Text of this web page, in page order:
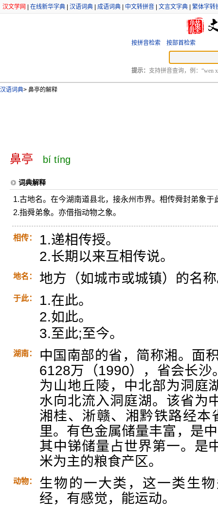
汉文学网 在线新华字典 汉语词典 成语词典 中文转拼音 文言文字典 繁体字转
按拼音检索 按部首检索
提示： 支持拼音查询，例：“wen
汉语词典> 鼻亭的解释
鼻亭 bí tíng
词典解释
1.古地名。在今湖南道县北，接永州市界。相传舜封弟象于
2.指舜弟象。亦借指动物之象。
相传：
1.递相传授。
2.长期以来互相传说。
地名： 地方（如城市或城镇）的名
于此：
1.在此。
2.如此。
3.至此;至今。
湖南：
中国南部的省，简称湘。面
6128万（1990），省会长
为山地丘陵，中北部为洞庭
水向北流入洞庭湖。该省为
湘桂、淅赣、湘黔铁路经
里。有色金属储量丰富，是
其中锑储量占世界第一。是
米为主的粮食产区。
动物：
生物的一大类，这一类生
经，有感觉，能运动。